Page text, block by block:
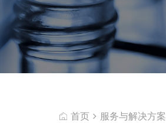
首页 服务与解决方案